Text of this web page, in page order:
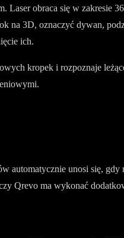
obraca się w zakresie
na 3D, oznaczyć dywan,
ich.
kropek i rozpoznaje
automatycznie unosi się,
Qrevo ma wykonać